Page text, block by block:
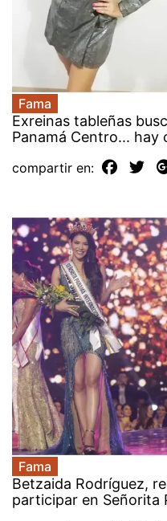
Fama
Exreinas tableñas
Panamá Centro... hay
compartir en:
Fama
Betzaida Rodríguez,
participar en Señorita